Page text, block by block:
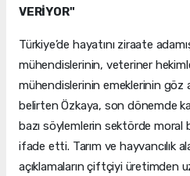
VERİYOR"
Türkiye’de hayatını ziraate
mühendislerinin, veteriner
mühendislerinin emeklerinin göz
belirten Özkaya, son dönemde
bazı söylemlerin sektörde
ifade etti. Tarım ve hayvancılık
açıklamaların çiftçiyi üretimden